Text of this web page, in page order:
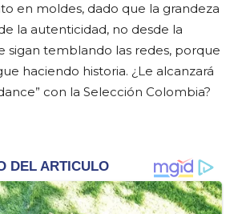
en moldes, dado que la grandeza
la autenticidad, no desde la
sigan temblando las redes, porque
haciendo historia. ¿Le alcanzará
con la Selección Colombia?